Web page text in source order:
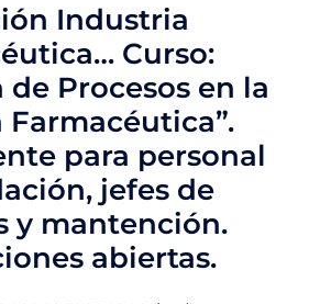
Industria
Curso:
de Procesos en la
para personal
jefes de
y mantención.
abiertas.